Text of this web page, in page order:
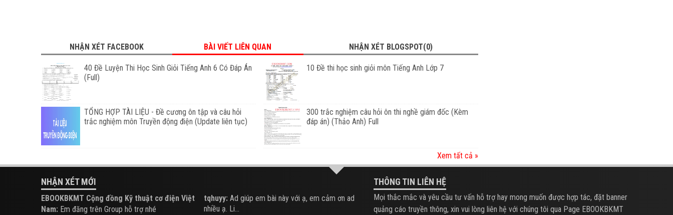
NHẬN XÉT FACEBOOK BÀI VIẾT LIÊN QUAN NHẬN XÉT BLOGSPOT(0)
40 Đề Luyện Thi Học Sinh Giỏi Tiếng Anh 6 Có Đáp Án
(Full)
10 Đề thi học sinh giỏi môn Tiếng Anh Lớp 7
TỔNG HỢP TÀI LIỆU - Đề cương ôn tập và câu hỏi
trắc nghiệm môn Truyền động điện (Update liên tục)
300 trắc nghiệm câu hỏi ôn thi nghề giám đốc (Kèm
đáp án) (Thảo Anh) Full
Xem tất cả »
NHẬN XÉT MỚI
EBOOKBKMT Cộng đồng Kỹ thuật cơ điện Việt
Nam: Em đăng trên Group hỗ trợ nhé
tqhuyy: Ad giúp em bài này với ạ, em cảm ơn ad
nhiều ạ. Li...
THÔNG TIN LIÊN HỆ
Mọi thắc mắc và yêu cầu tư vấn hỗ trợ hay mong muốn được hợp tác, đặt banner
quảng cáo truyền thông, xin vui lòng liên hệ với chúng tôi qua Page EBOOKBKMT